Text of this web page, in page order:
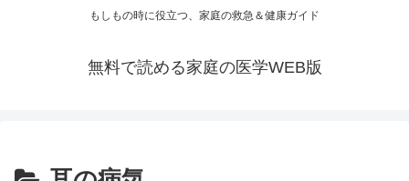
もしもの時に役立つ、家庭の救急＆健康ガイド
無料で読める家庭の医学WEB版